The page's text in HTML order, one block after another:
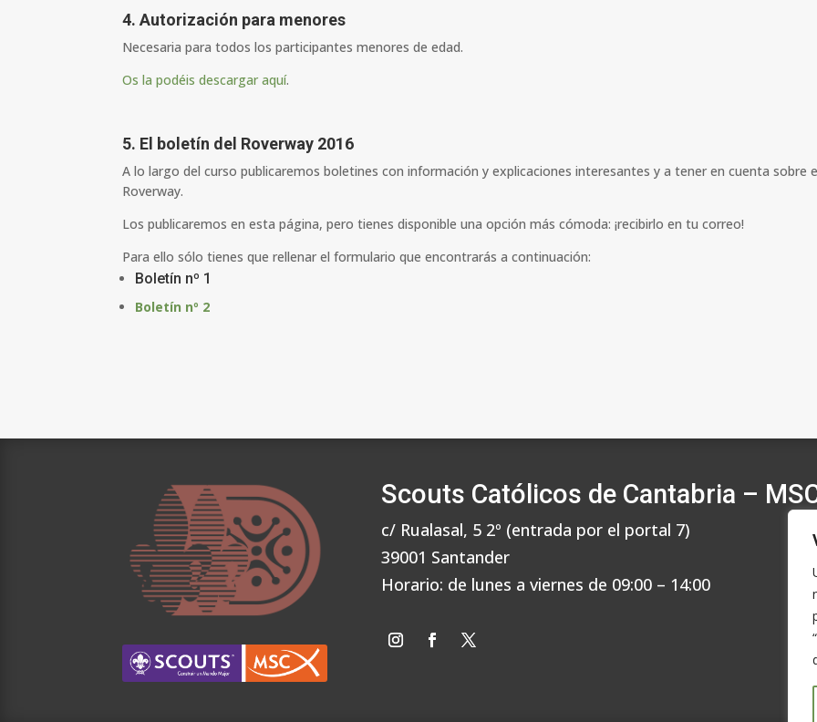
4. Autorización para menores
Necesaria para todos los participantes menores de edad.
Os la podéis descargar aquí.
5. El boletín del Roverway 2016
A lo largo del curso publicaremos boletines con información y explicaciones interesantes y a tener en cuenta sobre
Roverway.
Los publicaremos en esta página, pero tienes disponible una opción más cómoda: ¡recibirlo en tu correo!
Para ello sólo tienes que rellenar el formulario que encontrarás a continuación:
Boletín nº 1
Boletín nº 2
Scouts Católicos de Cantabria –
c/ Rualasal, 5 2º (entrada por el portal 7)
39001 Santander
Horario: de lunes a viernes de 09:00 – 14:00